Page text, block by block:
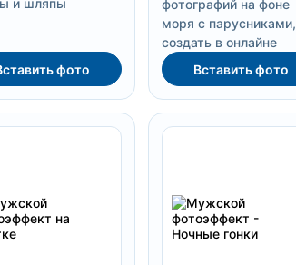
и шляпы
фото
фотографий на фоне
моря с парусниками,
создать в онлайне
Вставить фото